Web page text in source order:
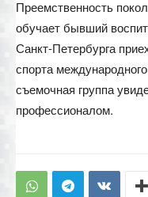
Преемственность
обучает бывший
Санкт-Петербурга
спорта
съемочная группа
профессионалом.